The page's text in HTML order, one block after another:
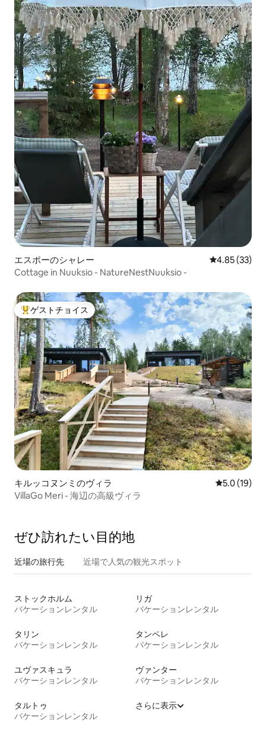
エスポーのシャレー レビュー33
4.85 (33)
Cottage in Nuuksio - NatureNestNuuksio -
大好評のゲストチョイスです。
ゲストチョイス
キルッコヌンミのヴィラ レビュー19
5.0 (19)
VillaGo Meri - 海辺の高級ヴィラ
ぜひ訪⁠れ⁠た⁠い目⁠的⁠地
近場の旅行先 近場で人気の観光スポット
ストックホルム
バケーションレンタル
リガ
バケーションレンタル
タリン
バケーションレンタル
タンペレ
バケーションレンタル
ユヴァスキュラ
バケーションレンタル
ヴァンター
バケーションレンタル
タルトゥ
バケーションレンタル
さらに表示